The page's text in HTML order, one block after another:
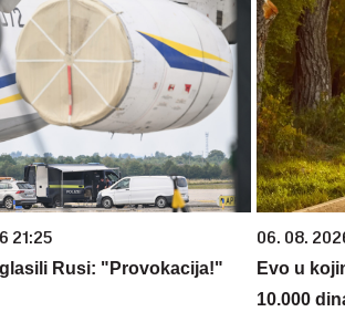
21:25
Rusi: "Provokacija!"
06. 08.
Evo u
10.000